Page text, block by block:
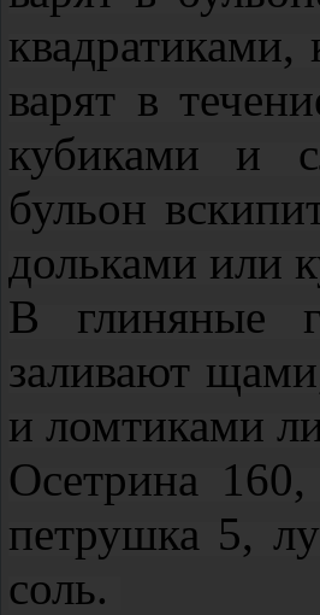
варят в
кубиками и
бульон
дольками или
В глиняные
заливают
и ломтиками
Осетрина
петрушка 5,
соль.